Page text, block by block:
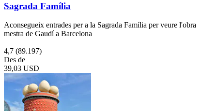
Sagrada Família
Aconsegueix entrades per a la Sagrada Família per veure l'obra
mestra de Gaudí a Barcelona
4,7 (89.197)
Des de
39,03 USD